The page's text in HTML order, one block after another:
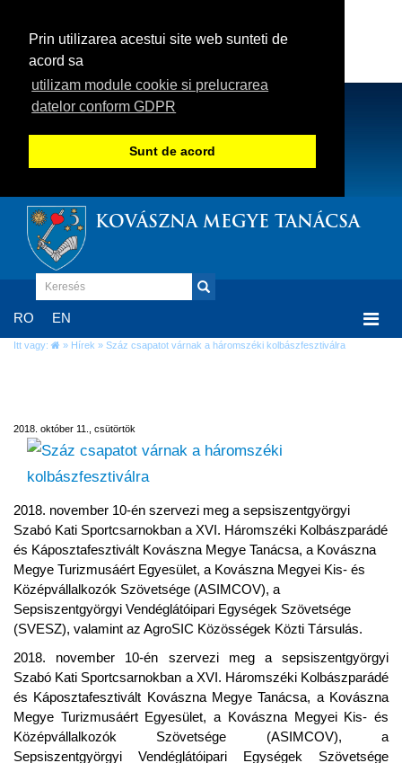
Prin utilizarea acestui site web sunteti de
acord sa
utilizam module cookie si prelucrarea
datelor conform GDPR
Sunt de acord
KOVÁSZNA MEGYE TANÁCSA
RO EN
Itt vagy: » Hírek » Száz csapatot várnak a háromszéki kolbászfesztiválra
2018. október 11., csütörtök
2018. november 10-én szervezi meg a sepsiszentgyörgyi
Szabó Kati Sportcsarnokban a XVI. Háromszéki Kolbászparádé
és Káposztafesztivált Kovászna Megye Tanácsa, a Kovászna
Megye Turizmusáért Egyesület, a Kovászna Megyei Kis- és
Középvállalkozók Szövetsége (ASIMCOV), a
Sepsiszentgyörgyi Vendéglátóipari Egységek Szövetsége
(SVESZ), valamint az AgroSIC Közösségek Közti Társulás.
2018. november 10-én szervezi meg a sepsiszentgyörgyi
Szabó Kati Sportcsarnokban a XVI. Háromszéki Kolbászparádé
és Káposztafesztivált Kovászna Megye Tanácsa, a Kovászna
Megye Turizmusáért Egyesület, a Kovászna Megyei Kis- és
Középvállalkozók Szövetsége (ASIMCOV), a
Sepsiszentgyörgyi Vendéglátóipari Egységek Szövetsége